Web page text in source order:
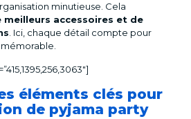
minutieuse. Cela
meilleurs accessoires et de
. Ici, chaque détail compte pour
éléments clés pour
de pyjama party